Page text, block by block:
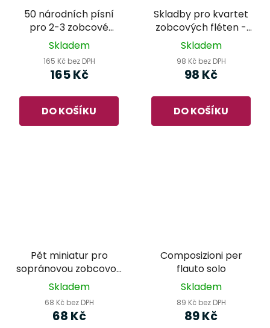
50 národních písní
pro 2-3 zobcové
flétny I. - Rudolf
Skladem
165 Kč bez DPH
165 Kč
DO KOŠÍKU
Skladby pro kvartet
zobcových fléten -
Albert Pek
Skladem
98 Kč bez DPH
98 Kč
DO KOŠÍKU
Pět miniatur pro
sopránovou zobcovou
flétnu a kytaru -
Skladem
68 Kč bez DPH
68 Kč
Composizioni per
flauto solo
Skladem
89 Kč bez DPH
89 Kč